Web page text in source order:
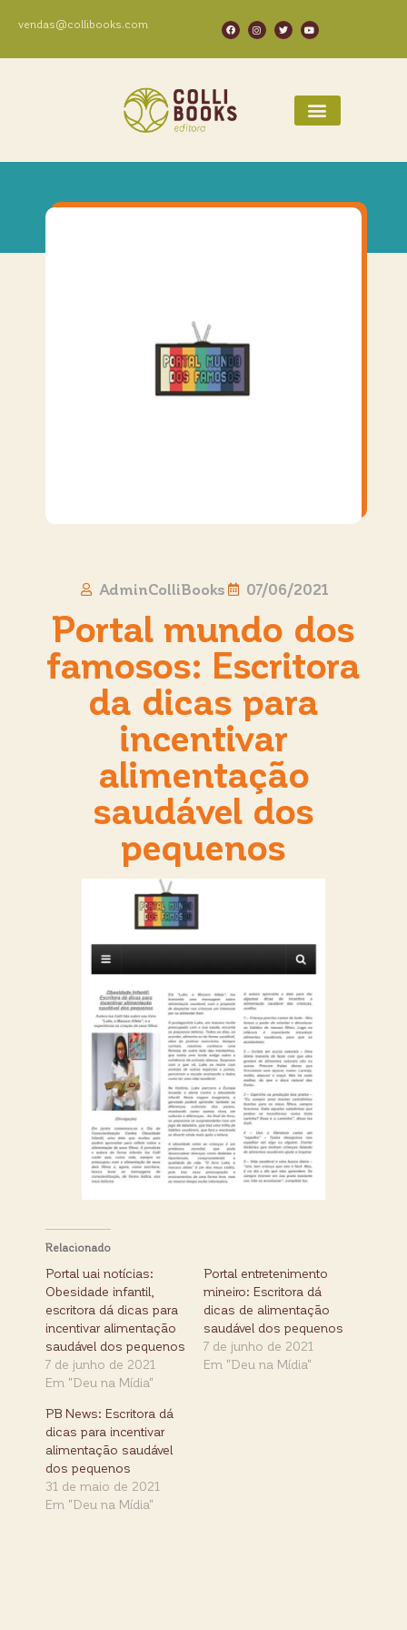
vendas@collibooks.com
AdminColliBooks 07/06/2021
Portal mundo dos
famosos: Escritora
da dicas para
incentivar
alimentação
saudável dos
pequenos
Relacionado
Portal uai notícias:
Obesidade infantil,
escritora dá dicas para
incentivar alimentação
saudável dos pequenos
7 de junho de 2021
Em "Deu na Mídia"
Portal entretenimento
mineiro: Escritora dá
dicas de alimentação
saudável dos pequenos
7 de junho de 2021
Em "Deu na Mídia"
PB News: Escritora dá
dicas para incentivar
alimentação saudável
dos pequenos
31 de maio de 2021
Em "Deu na Mídia"